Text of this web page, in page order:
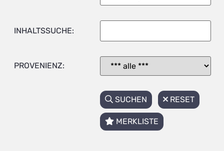
INHALTSSUCHE:
PROVENIENZ:
SUCHEN RESET
MERKLISTE